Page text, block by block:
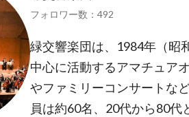
フォロワー数：492
緑交響楽団は、1984年（昭
中心に活動するアマチュア
やファミリーコンサートな
員は約60名、20代から80